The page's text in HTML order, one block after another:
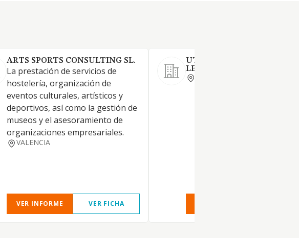
ARTS SPORTS CONSULTING SL.
La prestación de servicios de
hostelería, organización de
eventos culturales, artísticos y
deportivos, así como la gestión de
museos y el asesoramiento de
organizaciones empresariales.
VALENCIA
VER INFORME VER FICHA
UTE SANTA MARIA -
LEY 18/1982